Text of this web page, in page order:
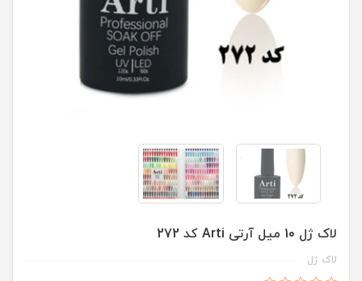
لاک ژل 10 میل آرتی Arti کد 272
لاک ژل